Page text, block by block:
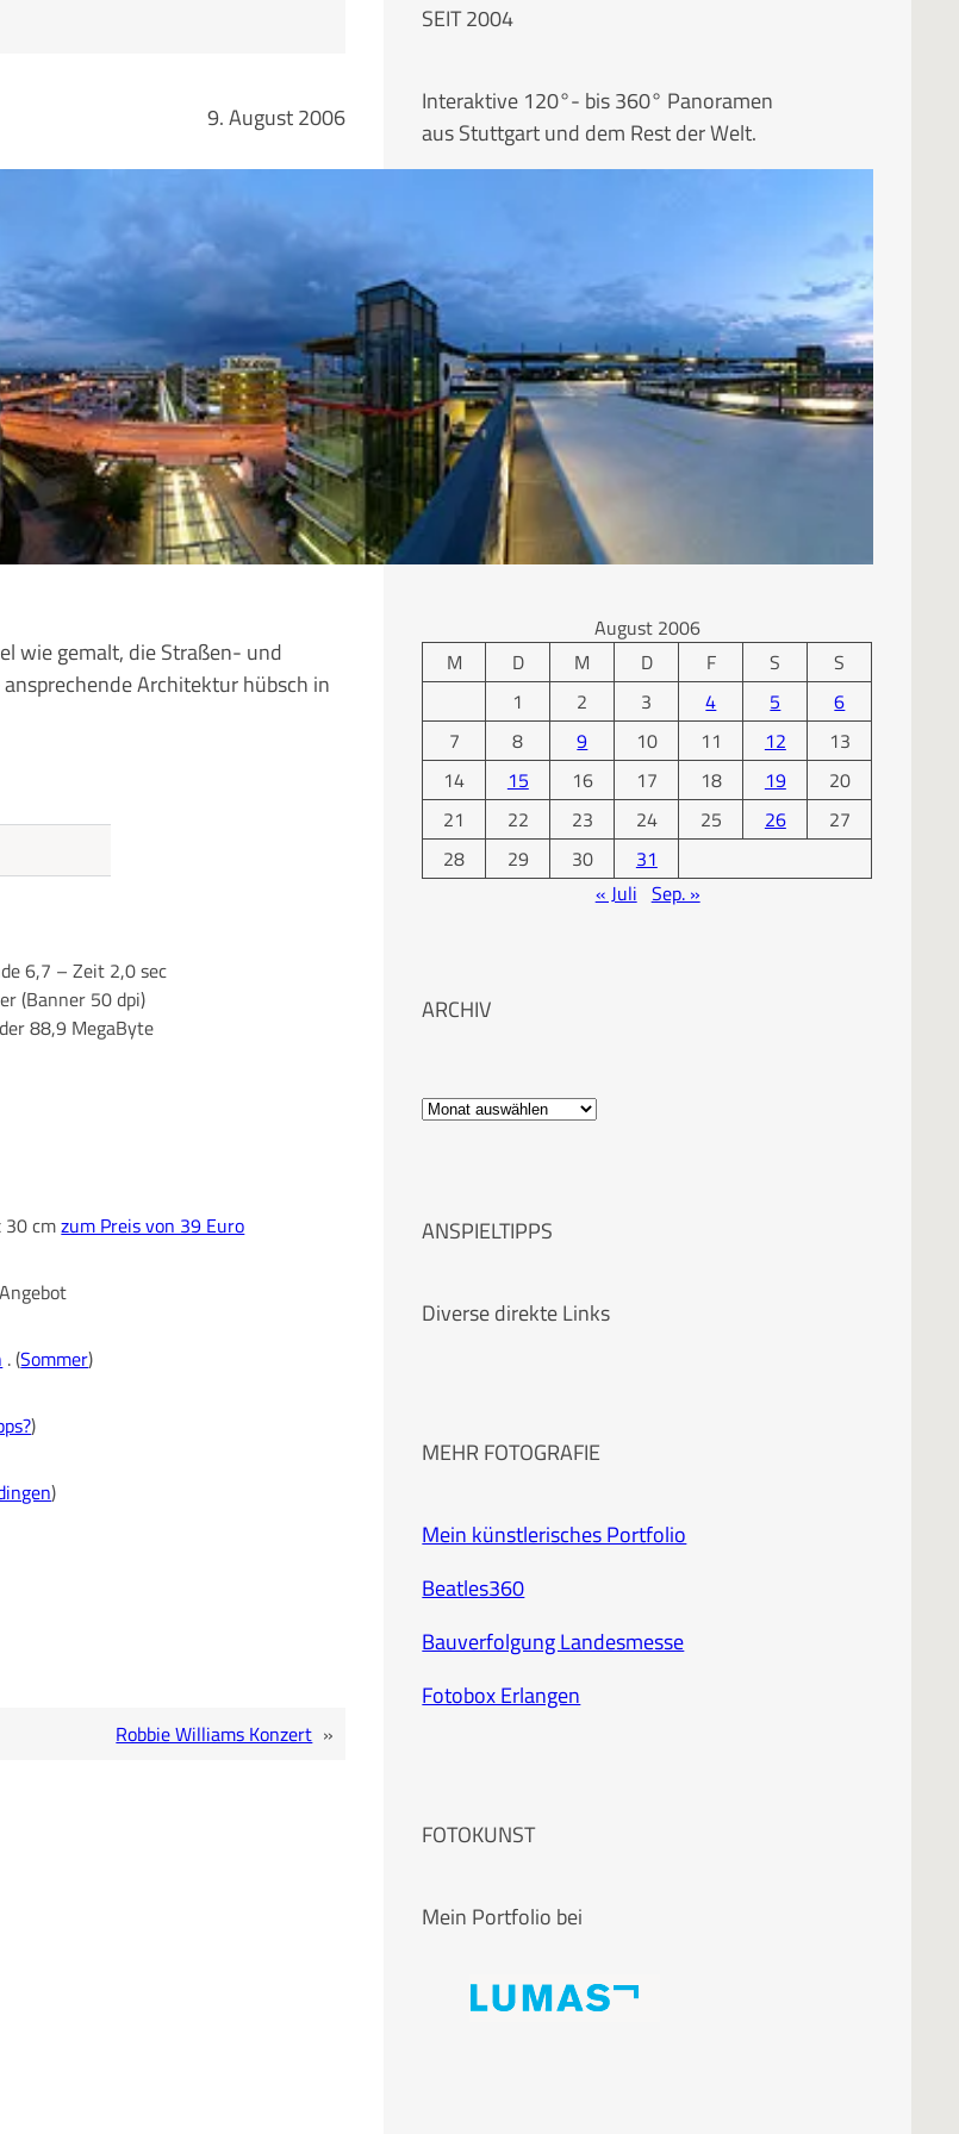
9. August 2006
wie gemalt, die Straßen- und
Architektur hübsch in
6,7 – Zeit 2,0 sec
(Banner 50 dpi)
88,9 MegaByte
30 cmzum Preis von 39 Euro
. (Sommer)
)
)
Robbie Williams Konzert »
SEIT 2004
Interaktive 120°- bis 360° Panoramen
aus Stuttgart und dem Rest der Welt.
RUBRIKEN
Kategorien
KALENDER
August 2006
M
D M D F S
S
1
2 3 4 5
6
7
8 9 10 11 12
13
14
15 16 17 18 19
20
21
22 23 24 25 26
27
28
29 30
31
« Juli Sep. »
ARCHIV
A
i
ANSPIELTIPPS
Diverse direkte Links
MEHR FOTOGRAFIE
Mein künstlerisches Portfolio
Beatles360
Bauverfolgung Landesmesse
Fotobox Erlangen
FOTOKUNST
Mein Portfolio bei